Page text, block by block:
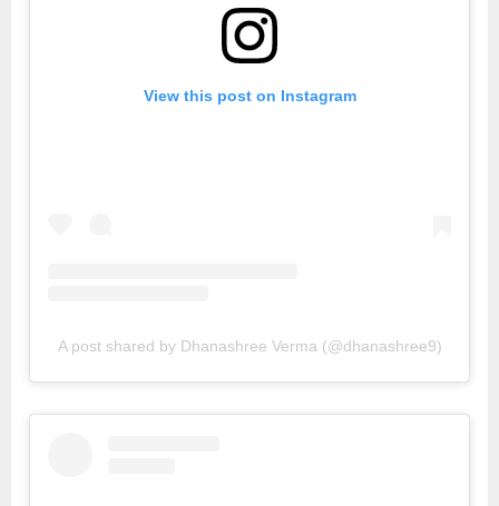
View this post on Instagram
A post shared by Dhanashree Verma (@dhanashree9)